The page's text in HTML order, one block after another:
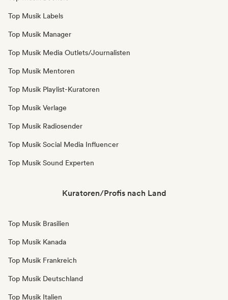
Top Musik Labels
Top Musik Manager
Top Musik Media Outlets/Journalisten
Top Musik Mentoren
Top Musik Playlist-Kuratoren
Top Musik Verlage
Top Musik Radiosender
Top Musik Social Media Influencer
Top Musik Sound Experten
Kuratoren/Profis nach Land
Top Musik Brasilien
Top Musik Kanada
Top Musik Frankreich
Top Musik Deutschland
Top Musik Italien